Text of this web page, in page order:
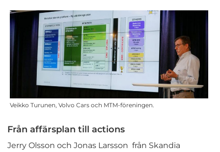
Veikko Turunen, Volvo Cars och MTM-föreningen.
Från affärsplan till actions
Jerry Olsson och Jonas Larsson från Skandia